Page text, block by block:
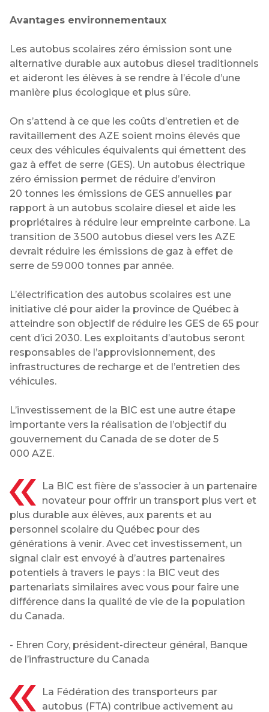
Avantages environnementaux
Les autobus scolaires zéro émission sont une
alternative durable aux autobus diesel traditionnels
et aideront les élèves à se rendre à l’école d’une
manière plus écologique et plus sûre.
On s’attend à ce que les coûts d’entretien et de
ravitaillement des AZE soient moins élevés que
ceux des véhicules équivalents qui émettent des
gaz à effet de serre (GES). Un autobus électrique
zéro émission permet de réduire d’environ
20 tonnes les émissions de GES annuelles par
rapport à un autobus scolaire diesel et aide les
propriétaires à réduire leur empreinte carbone. La
transition de 3 500 autobus diesel vers les AZE
devrait réduire les émissions de gaz à effet de
serre de 59 000 tonnes par année.
L’électrification des autobus scolaires est une
initiative clé pour aider la province de Québec à
atteindre son objectif de réduire les GES de 65 pour
cent d’ici 2030. Les exploitants d’autobus seront
responsables de l’approvisionnement, des
infrastructures de recharge et de l’entretien des
véhicules.
L’investissement de la BIC est une autre étape
importante vers la réalisation de l’objectif du
gouvernement du Canada de se doter de 5
000 AZE.
La BIC est fière de s’associer à un partenaire
novateur pour offrir un transport plus vert et
plus durable aux élèves, aux parents et au
personnel scolaire du Québec pour des
générations à venir. Avec cet investissement, un
signal clair est envoyé à d’autres partenaires
potentiels à travers le pays : la BIC veut des
partenariats similaires avec vous pour faire une
différence dans la qualité de vie de la population
du Canada.
- Ehren Cory, président-directeur général, Banque
de l’infrastructure du Canada
La Fédération des transporteurs par
autobus (FTA) contribue activement au